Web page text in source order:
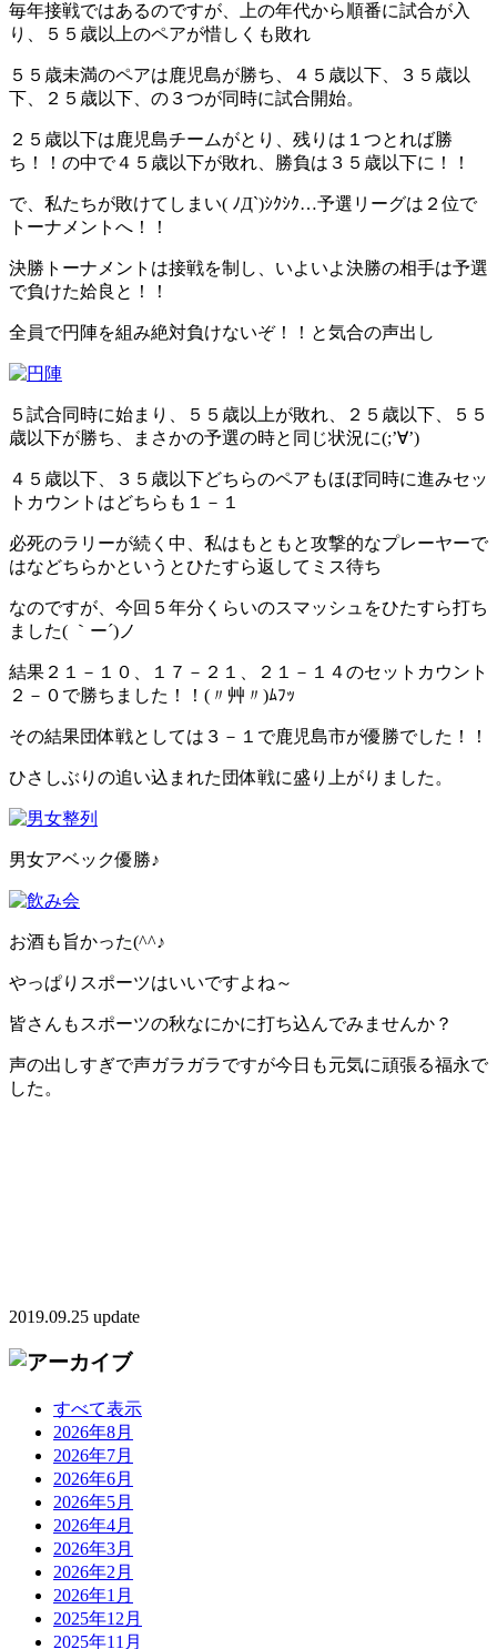
毎年接戦ではあるのですが、上の年代から順番に試合が入
り、５５歳以上のペアが惜しくも敗れ
５５歳未満のペアは鹿児島が勝ち、４５歳以下、３５歳以
下、２５歳以下、の３つが同時に試合開始。
２５歳以下は鹿児島チームがとり、残りは１つとれば勝
ち！！の中で４５歳以下が敗れ、勝負は３５歳以下に！！
で、私たちが敗けてしまい( ﾉД`)ｼｸｼｸ…予選リーグは２位で
トーナメントへ！！
決勝トーナメントは接戦を制し、いよいよ決勝の相手は予選
で負けた姶良と！！
全員で円陣を組み絶対負けないぞ！！と気合の声出し
５試合同時に始まり、５５歳以上が敗れ、２５歳以下、５５
歳以下が勝ち、まさかの予選の時と同じ状況に(;’∀’)
４５歳以下、３５歳以下どちらのペアもほぼ同時に進みセッ
トカウントはどちらも１－１
必死のラリーが続く中、私はもともと攻撃的なプレーヤーで
はなどちらかというとひたすら返してミス待ち
なのですが、今回５年分くらいのスマッシュをひたすら打ち
ました( ｀ー´)ノ
結果２１－１０、１７－２１、２１－１４のセットカウント
２－０で勝ちました！！(〃艸〃)ﾑﾌｯ
その結果団体戦としては３－１で鹿児島市が優勝でした！！
ひさしぶりの追い込まれた団体戦に盛り上がりました。
男女アベック優勝♪
お酒も旨かった(^^♪
やっぱりスポーツはいいですよね～
皆さんもスポーツの秋なにかに打ち込んでみませんか？
声の出しすぎで声ガラガラですが今日も元気に頑張る福永で
した。
2019.09.25 update
すべて表示
2026年8月
2026年7月
2026年6月
2026年5月
2026年4月
2026年3月
2026年2月
2026年1月
2025年12月
2025年11月